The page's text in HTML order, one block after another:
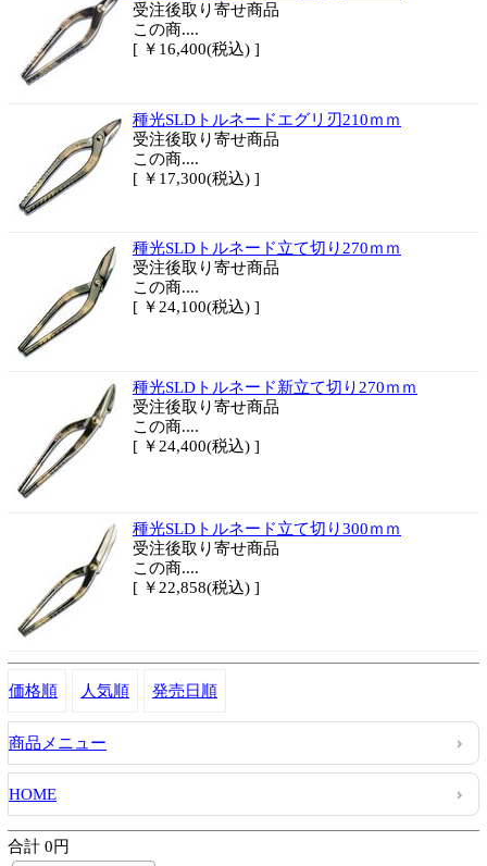
受注後取り寄せ商品
この商....
[ ￥16,400(税込) ]
種光SLDトルネードエグリ刃210ｍｍ
受注後取り寄せ商品
この商....
[ ￥17,300(税込) ]
種光SLDトルネード立て切り270ｍｍ
受注後取り寄せ商品
この商....
[ ￥24,100(税込) ]
種光SLDトルネード新立て切り270ｍｍ
受注後取り寄せ商品
この商....
[ ￥24,400(税込) ]
種光SLDトルネード立て切り300ｍｍ
受注後取り寄せ商品
この商....
[ ￥22,858(税込) ]
価格順 人気順 発売日順
商品メニュー
HOME
合計 0円